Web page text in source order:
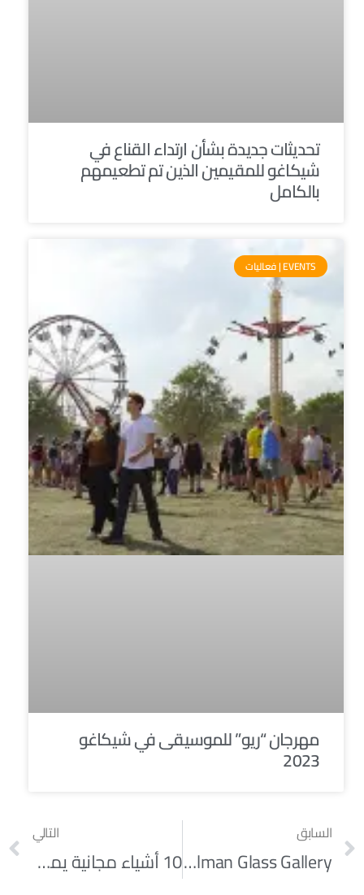
تحديثات جديدة بشأن ارتداء القناع في
شيكاغو للمقيمين الذين تم تطعيمهم
بالكامل
EVENTS | فعاليات
مهرجان “ريو” للموسيقى في شيكاغو
2023
السابق
L.H. Selman Glass Gallery: رحلة عبر تاريخ فنون الورق الزجاجية
التالي
10 أشياء مجانية يمكنك القيام بها في شيكاغو مارس 2025